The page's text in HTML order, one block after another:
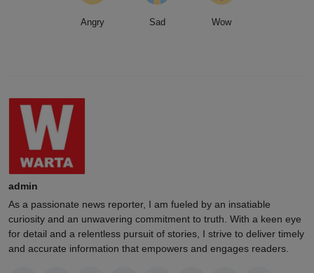
Angry Sad Wow
admin
As a passionate news reporter, I am fueled by an insatiable
curiosity and an unwavering commitment to truth. With a keen eye
for detail and a relentless pursuit of stories, I strive to deliver timely
and accurate information that empowers and engages readers.